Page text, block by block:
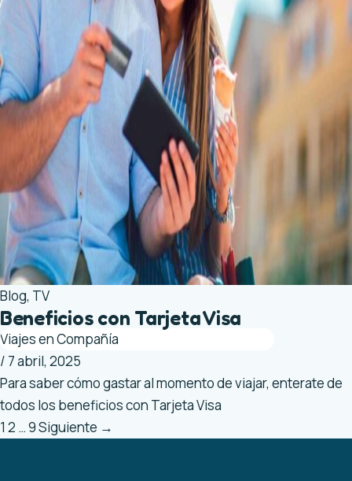
Blog, TV
Beneficios con Tarjeta Visa
Viajes en Compañía
/ 7 abril, 2025
Para saber cómo gastar al momento de viajar, enterate de
todos los beneficios con Tarjeta Visa
1 2 …9Siguiente →